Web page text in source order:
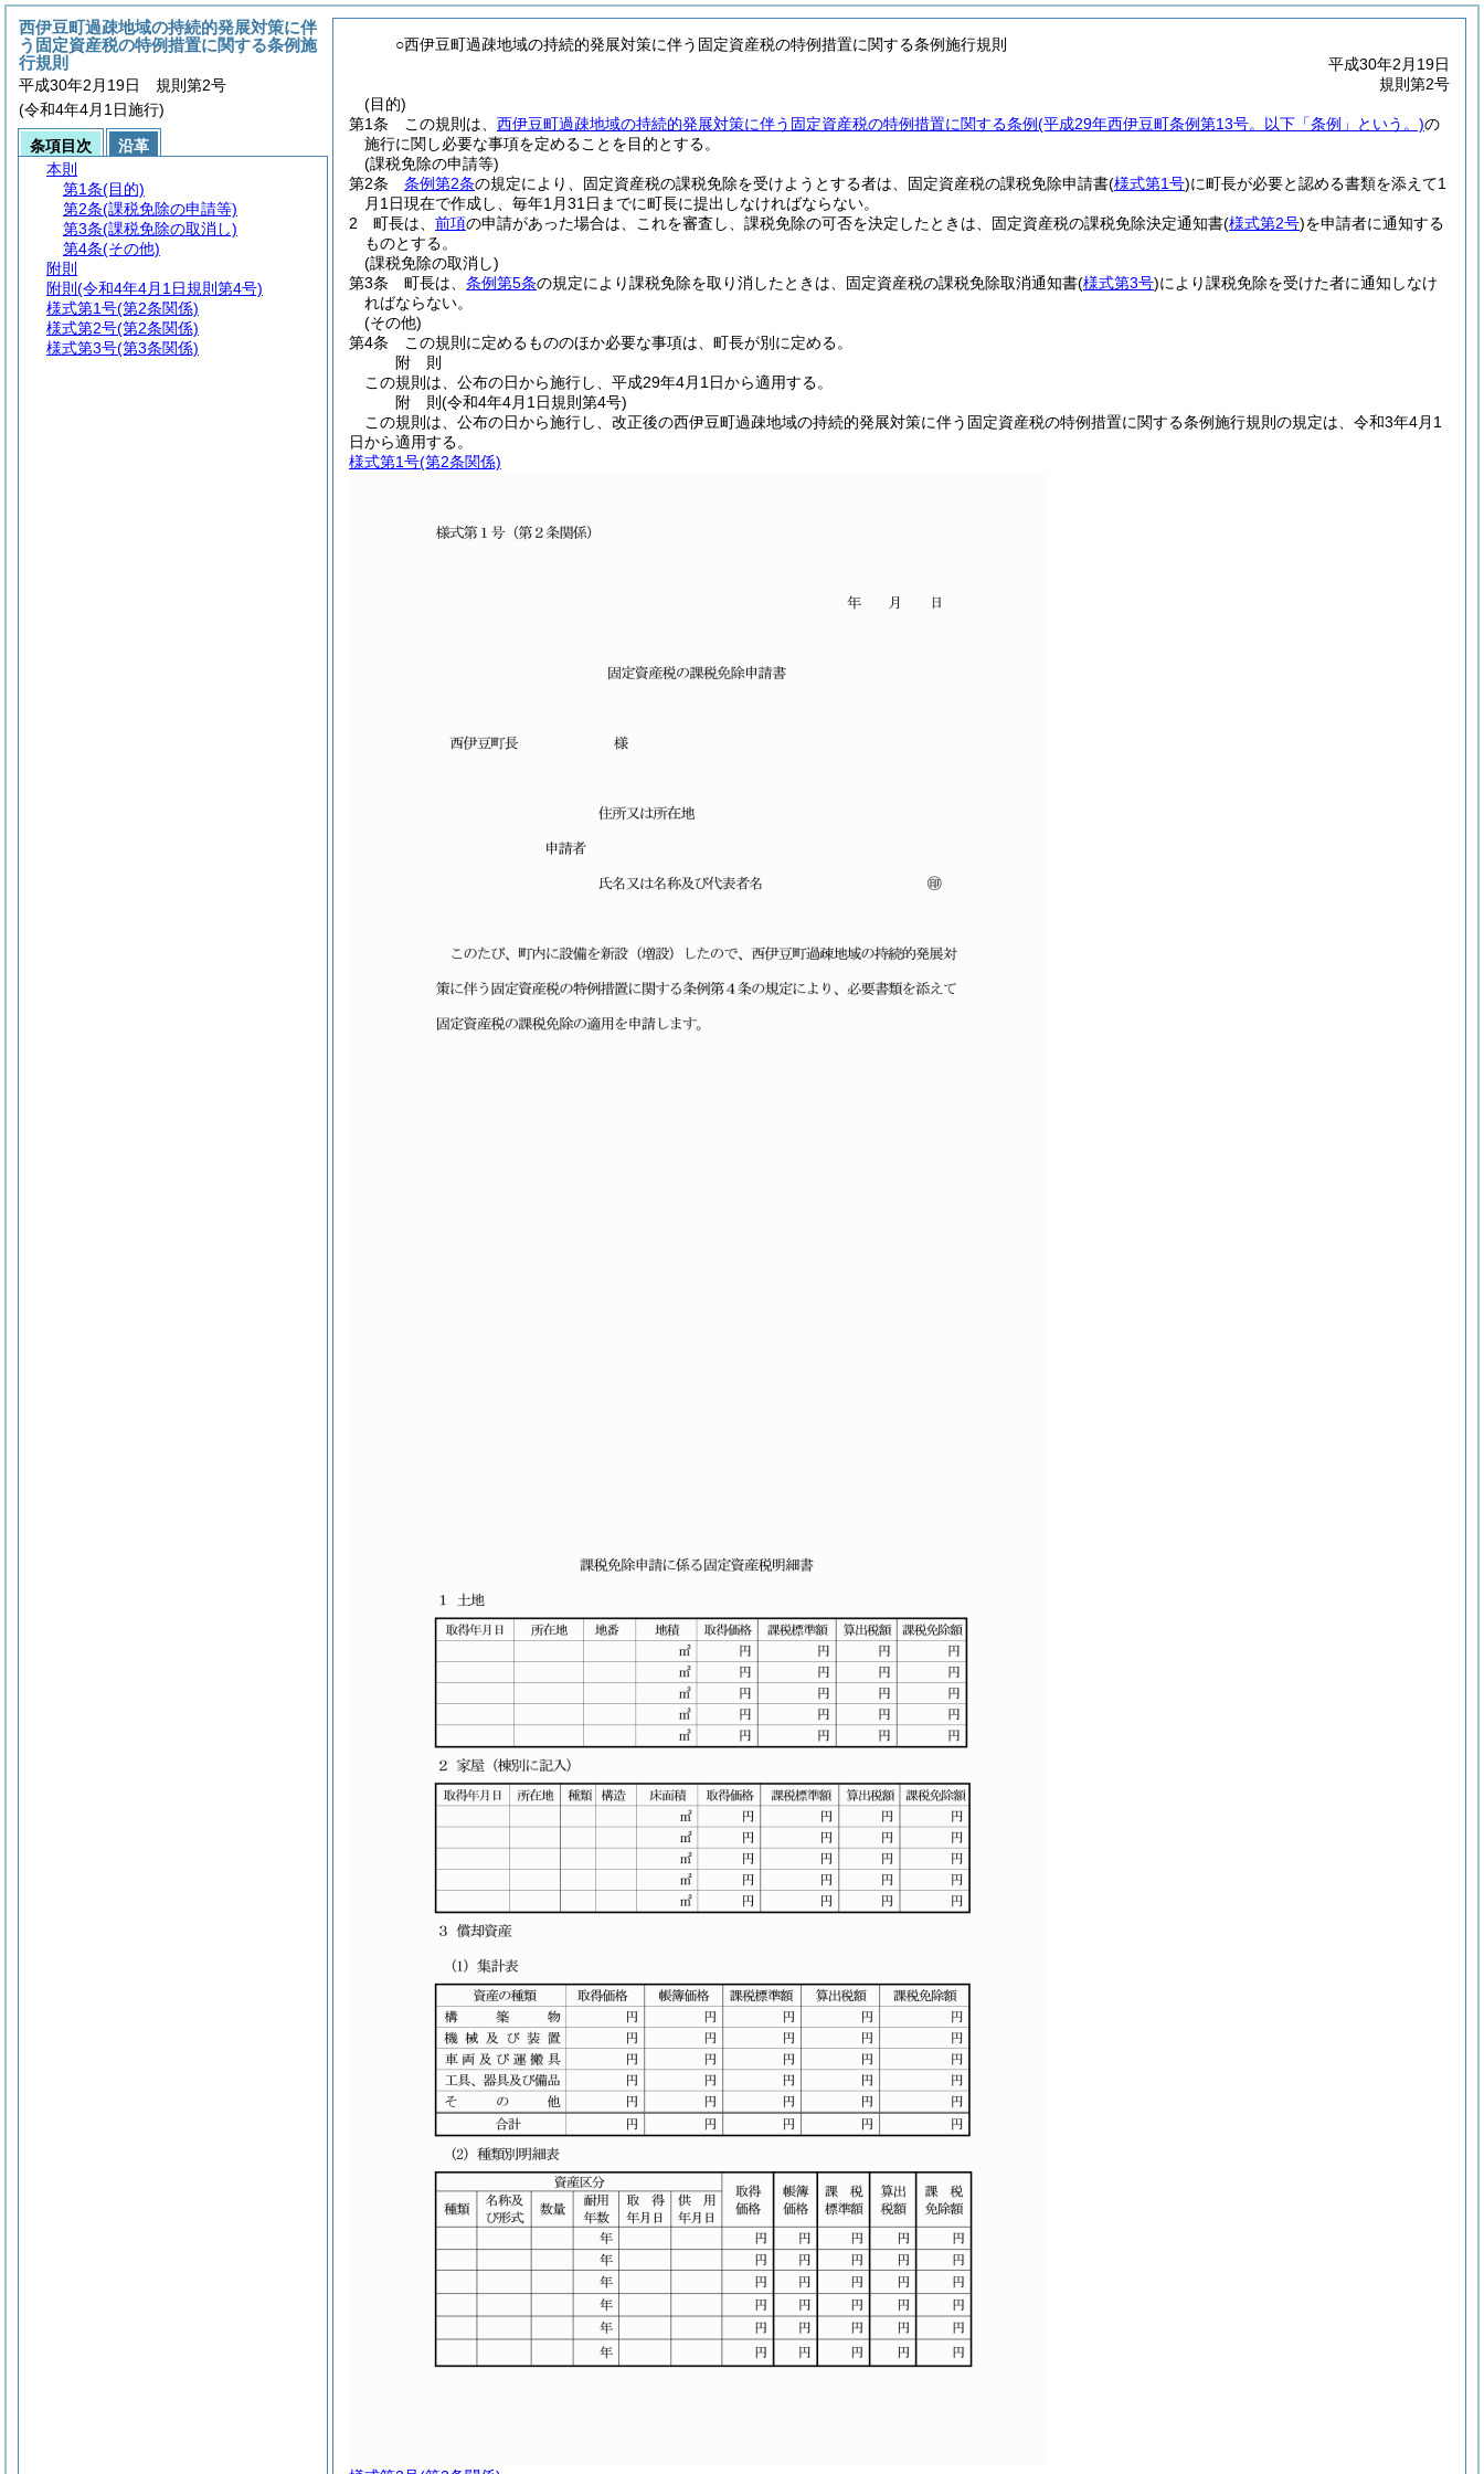
○西伊豆町過疎地域の持続的発展対策に伴う固定資産税の特例措置に関する条例施行規則
平成30年2月19日
規則第2号
(目的)
第1条
この規則は、 西伊豆町過疎地域の持続的発展対策に伴う固定資産税の特例措置に関する条例(平成29年西伊豆町条例第13号。以下「条例」という。)の
施行に関し必要な事項を定めることを目的とする。
(課税免除の申請等)
第2条
条例第2条の規定により、固定資産税の課税免除を受けようとする者は、固定資産税の課税免除申請書(様式第1号)に町長が必要と認める書類を添えて1
月1日現在で作成し、毎年1月31日までに町長に提出しなければならない。
2
町長は、 前項の申請があった場合は、これを審査し、課税免除の可否を決定したときは、固定資産税の課税免除決定通知書(様式第2号)を申請者に通知する
ものとする。
(課税免除の取消し)
第3条
町長は、 条例第5条の規定により課税免除を取り消したときは、固定資産税の課税免除取消通知書(様式第3号)により課税免除を受けた者に通知しなけ
ればならない。
(その他)
第4条
この規則に定めるもののほか必要な事項は、町長が別に定める。
附 則
この規則は、公布の日から施行し、平成29年4月1日から適用する。
附 則(令和4年4月1日規則第4号)
この規則は、公布の日から施行し、改正後の西伊豆町過疎地域の持続的発展対策に伴う固定資産税の特例措置に関する条例施行規則の規定は、令和3年4月1
日から適用する。
様式第1号(第2条関係)
西伊豆町過疎地域の持続的発展対策に伴
う固定資産税の特例措置に関する条例施
行規則
平成30年2月19日 規則第2号
(令和4年4月1日施行)
条項目次
沿革
本則
第1条(目的)
第2条(課税免除の申請等)
第3条(課税免除の取消し)
第4条(その他)
附則
附則 (令和4年4月1日規則第4号)
様式第1号(第2条関係)
様式第2号(第2条関係)
様式第3号(第3条関係)